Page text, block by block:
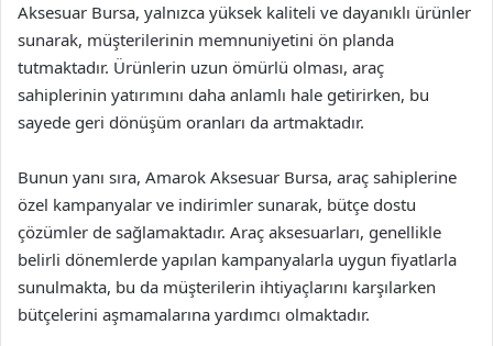
Aksesuar Bursa, yalnızca yüksek kaliteli ve dayanıklı ürünler
sunarak, müşterilerinin memnuniyetini ön planda
tutmaktadır. Ürünlerin uzun ömürlü olması, araç
sahiplerinin yatırımını daha anlamlı hale getirirken, bu
sayede geri dönüşüm oranları da artmaktadır.
Bunun yanı sıra, Amarok Aksesuar Bursa, araç sahiplerine
özel kampanyalar ve indirimler sunarak, bütçe dostu
çözümler de sağlamaktadır. Araç aksesuarları, genellikle
belirli dönemlerde yapılan kampanyalarla uygun fiyatlarla
sunulmakta, bu da müşterilerin ihtiyaçlarını karşılarken
bütçelerini aşmamalarına yardımcı olmaktadır.